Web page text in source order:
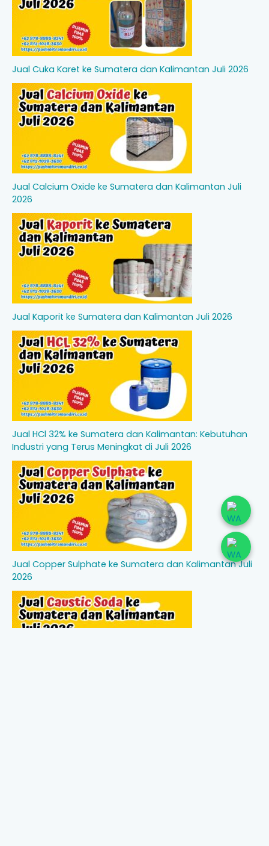
Jual Cuka Karet ke Sumatera dan Kalimantan Juli 2026
Jual Calcium Oxide ke Sumatera dan Kalimantan Juli
2026
Jual Kaporit ke Sumatera dan Kalimantan Juli 2026
Jual HCl 32% ke Sumatera dan Kalimantan: Kebutuhan
Industri yang Terus Meningkat di Juli 2026
Jual Copper Sulphate ke Sumatera dan Kalimantan Juli
2026